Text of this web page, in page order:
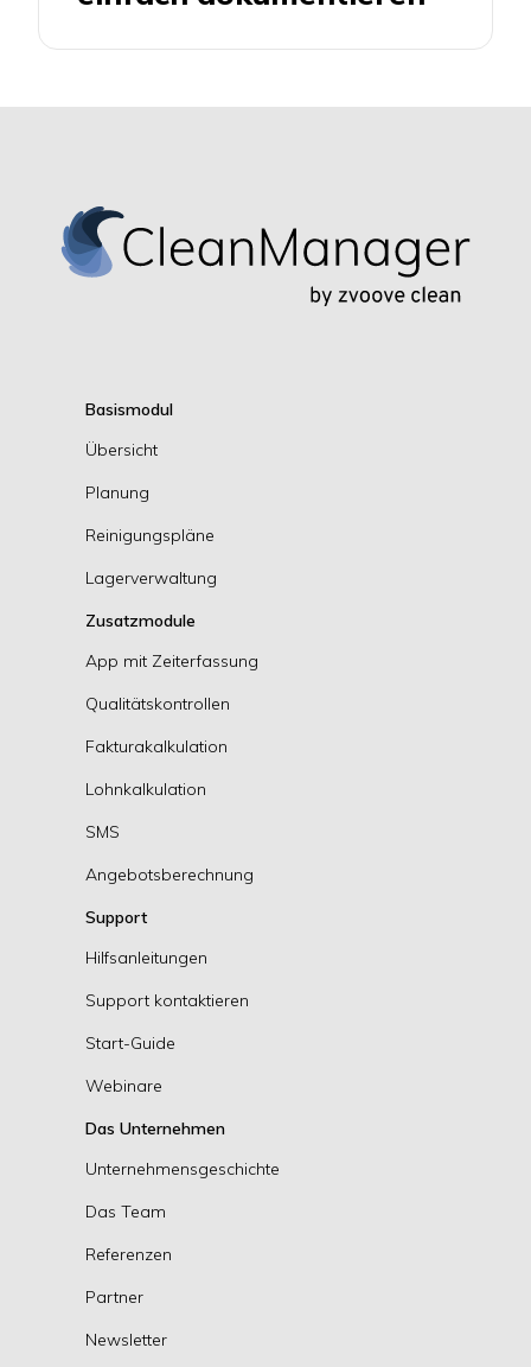
Basismodul
Übersicht
Planung
Reinigungspläne
Lagerverwaltung
Zusatzmodule
App mit Zeiterfassung
Qualitätskontrollen
Fakturakalkulation
Lohnkalkulation
SMS
Angebotsberechnung
Support
Hilfsanleitungen
Support kontaktieren
Start-Guide
Webinare
Das Unternehmen
Unternehmensgeschichte
Das Team
Referenzen
Partner
Newsletter